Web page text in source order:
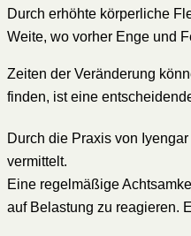
Durch erhöhte körperliche
Weite, wo vorher Enge und
Zeiten der Veränderung
finden, ist eine
Durch die Praxis von
vermittelt.
Eine regelmäßige
auf Belastung zu reagieren.